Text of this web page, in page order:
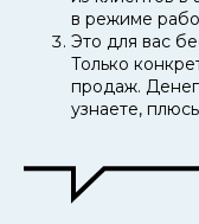
в режиме
Это для вас
Только
продаж.
узнаете,